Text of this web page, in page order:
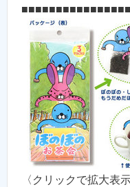
〈クリックで拡大表示